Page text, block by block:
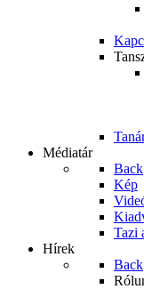
Médiatár
Back
Kép
Tazi
Hírek
Back